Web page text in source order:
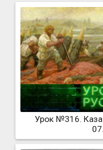
Урок №316.